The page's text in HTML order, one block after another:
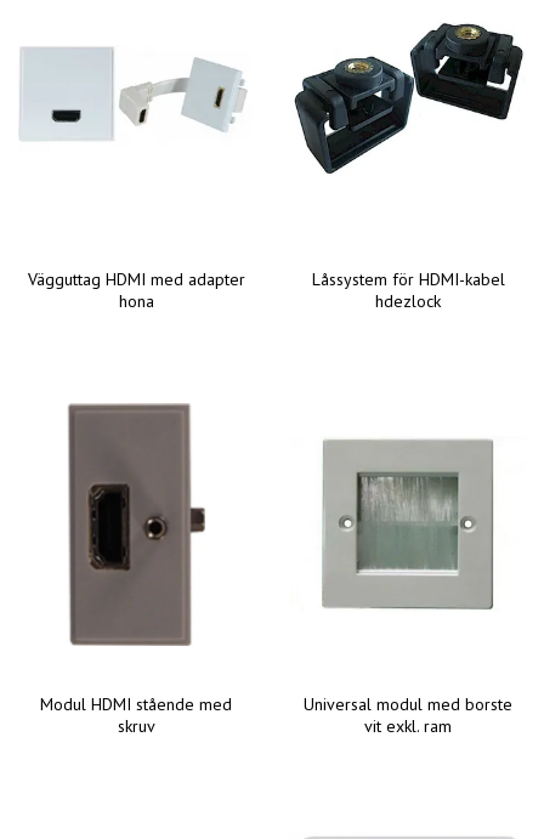
Vägguttag HDMI med adapter
hona
Låssystem för HDMI-kabel
hdezlock
Modul HDMI stående med
skruv
Universal modul med borste
vit exkl. ram